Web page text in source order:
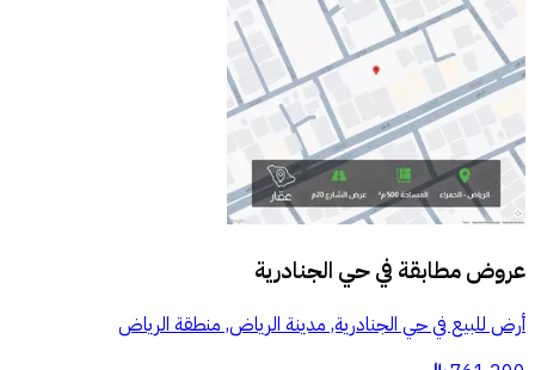
عروض مطابقة فيحي الجنادرية
أرض للبيع في حي الجنادرية, مدينة الرياض, منطقة الرياض